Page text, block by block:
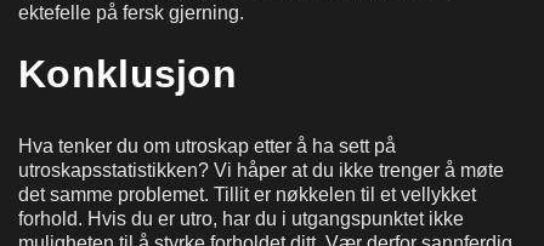
ektefelle på fersk gjerning.
Konklusjon
Hva tenker du om utroskap etter å ha sett på
utroskapsstatistikken? Vi håper at du ikke trenger å møte
det samme problemet. Tillit er nøkkelen til et vellykket
forhold. Hvis du er utro, har du i utgangspunktet ikke